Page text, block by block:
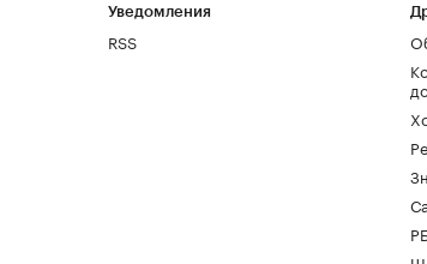
Уведомления
RSS